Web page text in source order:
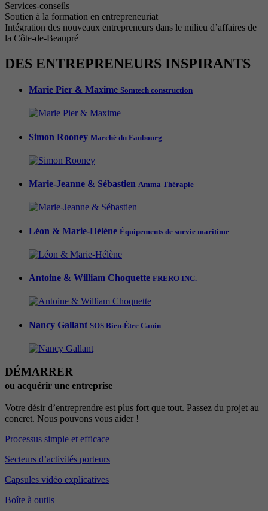
Services-conseils
Soutien à la formation en entrepreneuriat
Intégration des nouveaux entrepreneurs dans le milieu d’affaires de
la Côte-de-Beaupré
DES ENTREPRENEURS INSPIRANTS
Marie Pier & Maxime Somtech construction
Simon Rooney Marché du Faubourg
Marie-Jeanne & Sébastien Amma Thérapie
Léon & Marie-Hélène Équipements de survie maritime
Antoine & William Choquette FRERO INC.
Nancy Gallant SOS Bien-Être Canin
DÉMARRER
ou acquérir une entreprise
Votre désir d’entreprendre est plus fort que tout. Passez du projet au
concret. Nous pouvons vous aider !
Processus simple et efficace
Secteurs d’activités porteurs
Capsules vidéo explicatives
Boîte à outils